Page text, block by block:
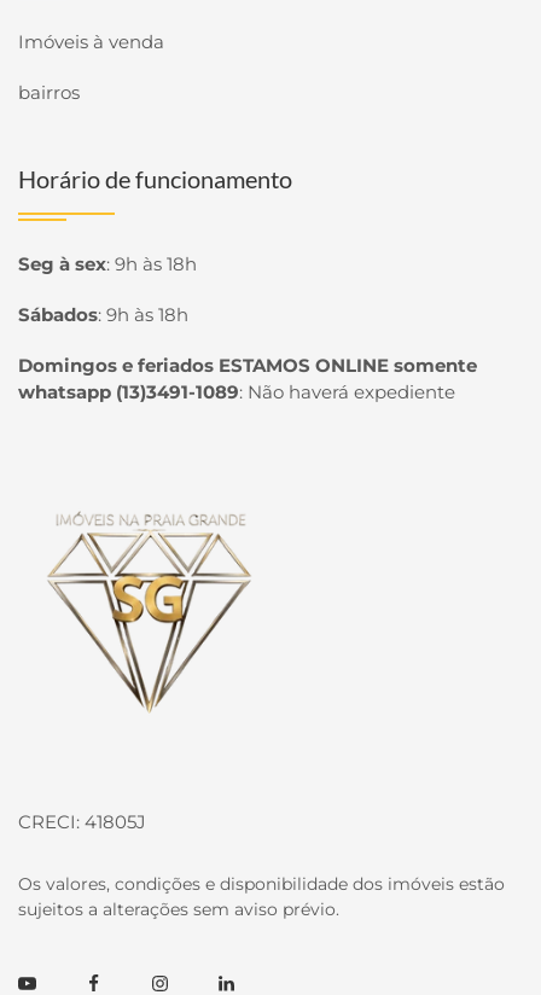
Imóveis à venda
bairros
Horário de funcionamento
Seg à sex: 9h às 18h
Sábados: 9h às 18h
Domingos e feriados ESTAMOS ONLINE somente
whatsapp (13)3491-1089: Não haverá expediente
CRECI: 41805J
Os valores, condições e disponibilidade dos imóveis estão
sujeitos a alterações sem aviso prévio.
YoutubeFacebookInstagramLinkedin